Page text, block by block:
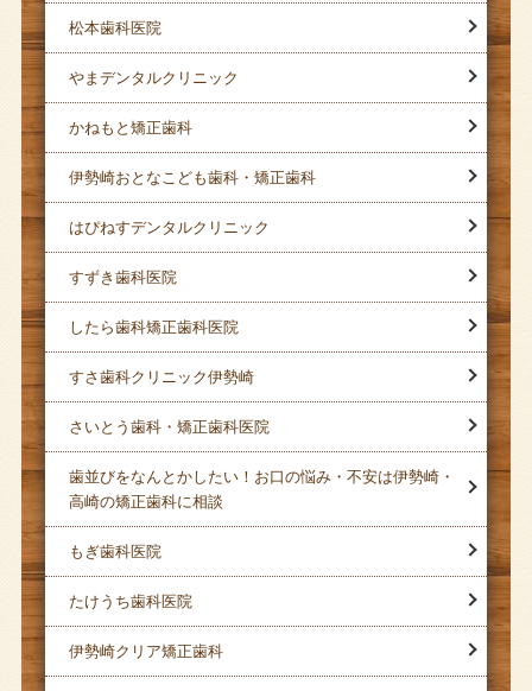
松本歯科医院
やまデンタルクリニック
かねもと矯正歯科
伊勢崎おとなこども歯科・矯正歯科
はぴねすデンタルクリニック
すずき歯科医院
したら歯科矯正歯科医院
すさ歯科クリニック伊勢崎
さいとう歯科・矯正歯科医院
歯並びをなんとかしたい！お口の悩み・不安は伊勢崎・
高崎の矯正歯科に相談
もぎ歯科医院
たけうち歯科医院
伊勢崎クリア矯正歯科